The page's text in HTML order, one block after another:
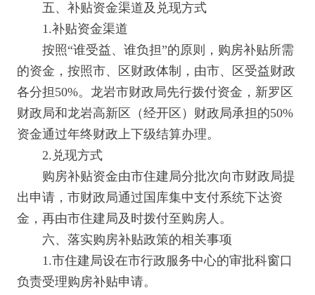
五、补贴资金渠道及兑现方式
1.补贴资金渠道
按照“谁受益、谁负担”的原则，购房补贴所需
的资金，按照市、区财政体制，由市、区受益财政
各分担50%。龙岩市财政局先行拨付资金，新罗区
财政局和龙岩高新区（经开区）财政局承担的50%
资金通过年终财政上下级结算办理。
2.兑现方式
购房补贴资金由市住建局分批次向市财政局提
出申请，市财政局通过国库集中支付系统下达资
金，再由市住建局及时拨付至购房人。
六、落实购房补贴政策的相关事项
1.市住建局设在市行政服务中心的审批科窗口
负责受理购房补贴申请。